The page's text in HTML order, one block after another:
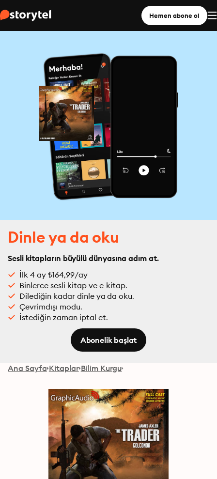
Hemen abone ol
Dinle ya da oku
Sesli kitapların büyülü dünyasına adım at.
İlk 4 ay ₺164,99/ay
Binlerce sesli kitap ve e-kitap.
Dilediğin kadar dinle ya da oku.
Çevrimdışı modu.
İstediğin zaman iptal et.
Abonelik başlat
Ana Sayfa Kitaplar Bilim Kurgu